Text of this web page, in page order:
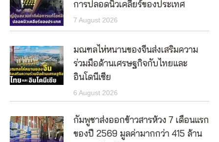
การปลอดนิวเคลียร์ของประเทศ
7 August 2026
มณฑลไห่หนานของจีนส่งเสริมความ
ร่วมมือด้านเศรษฐกิจกับไทยและ
อินโดนีเซีย
6 August 2026
กัมพูชาส่งออกข้าวสารห้วง 7 เดือนแรก
ของปี 2569 มูลค่ามากกว่า 415 ล้าน